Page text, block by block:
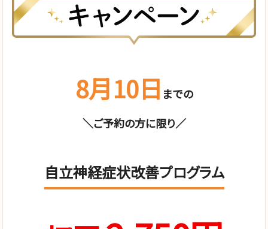
8月10日 までの
＼ご予約の方に限り／
自立神経症状改善プログラム